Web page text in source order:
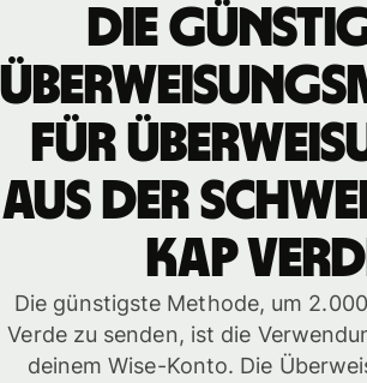
Die
für
aus der
Kap
Die günstigste Methode, um
Verde zu senden, ist die
deinem Wise-Konto. Die